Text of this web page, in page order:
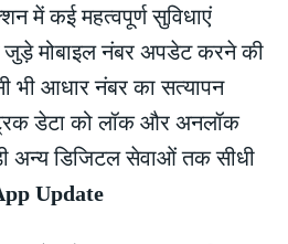
में कई महत्वपूर्ण सुविधाएं
मोबाइल नंबर अपडेट करने की
भी आधार नंबर का सत्यापन
डेटा को लॉक और अनलॉक
अन्य डिजिटल सेवाओं तक सीधी
Update